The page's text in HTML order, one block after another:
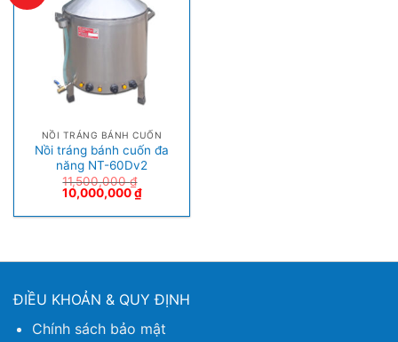
NỒI TRÁNG BÁNH CUỐN
Nồi tráng bánh cuốn đa
năng NT-60Dv2
11,500,000₫
10,000,000₫
ĐIỀU KHOẢN & QUY ĐỊNH
Chính sách bảo mật